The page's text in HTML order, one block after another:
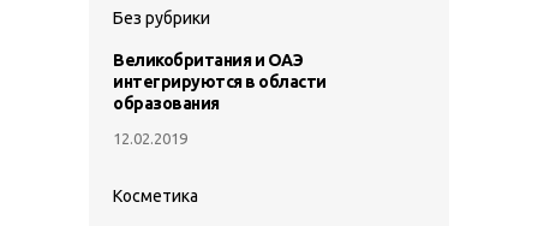
Без рубрики
Великобритания и ОАЭ
интегрируются в области
образования
12.02.2019
Косметика